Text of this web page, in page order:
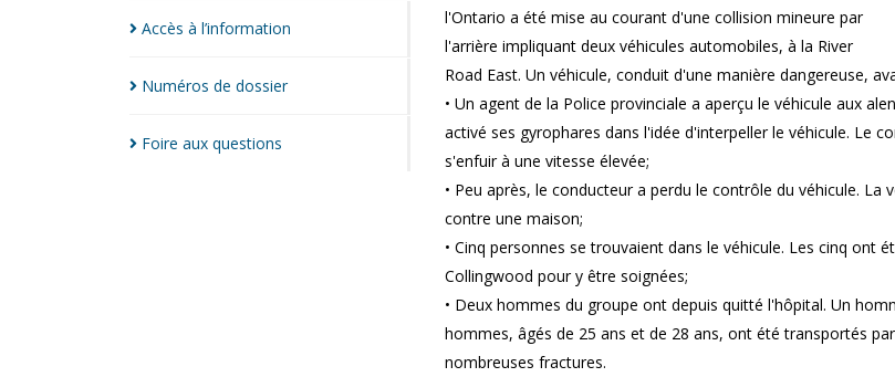
Accès à l’information
Numéros de dossier
Foire aux questions
l'Ontario a été mise au courant d'une collision mineure par
l'arrière impliquant deux véhicules automobiles, à la River
Road East. Un véhicule, conduit d'une manière dangereuse,
• Un agent de la Police provinciale a aperçu le véhicule aux
activé ses gyrophares dans l'idée d'interpeller le véhicule. Le
s'enfuir à une vitesse élevée;
• Peu après, le conducteur a perdu le contrôle du véhicule.
contre une maison;
• Cinq personnes se trouvaient dans le véhicule. Les cinq ont
Collingwood pour y être soignées;
• Deux hommes du groupe ont depuis quitté l'hôpital. Un
hommes, âgés de 25 ans et de 28 ans, ont été transportés
nombreuses fractures.